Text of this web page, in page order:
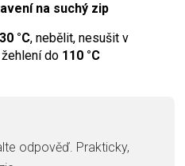
na suchý zip
30 °C, nebělit, nesušit v
do 110 °C
odpověď. Prakticky,